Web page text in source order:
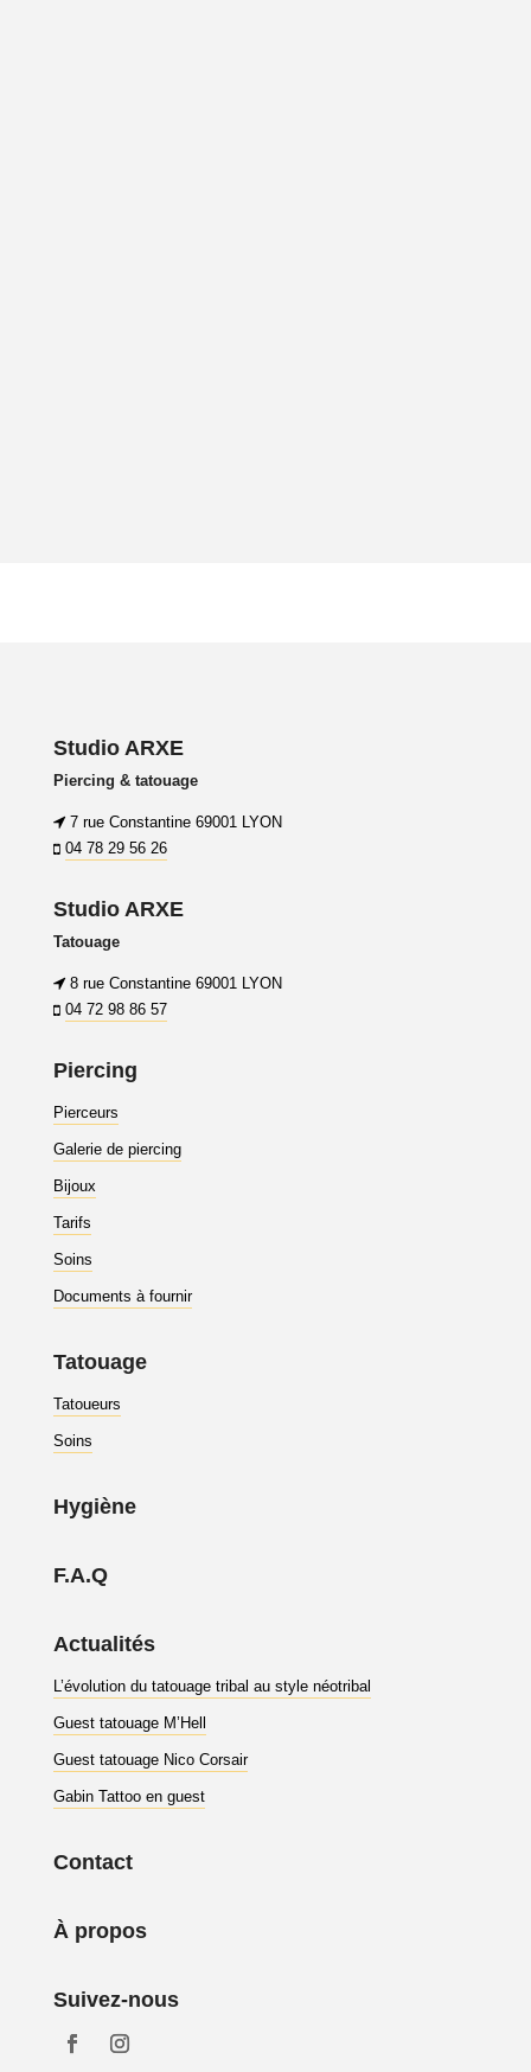
Studio ARXE
Piercing & tatouage
7 rue Constantine 69001 LYON
04 78 29 56 26
Studio ARXE
Tatouage
8 rue Constantine 69001 LYON
04 72 98 86 57
Piercing
Pierceurs
Galerie de piercing
Bijoux
Tarifs
Soins
Documents à fournir
Tatouage
Tatoueurs
Soins
Hygiène
F.A.Q
Actualités
L’évolution du tatouage tribal au style néotribal
Guest tatouage M’Hell
Guest tatouage Nico Corsair
Gabin Tattoo en guest
Contact
À propos
Suivez-nous